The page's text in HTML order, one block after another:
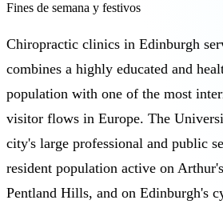
Fines de semana y festivos
Chiropractic clinics in Edinburgh
combines a highly educated and
population with one of the most
visitor flows in Europe. The
city's large professional and public
resident population active on
Pentland Hills, and on Edinburgh's